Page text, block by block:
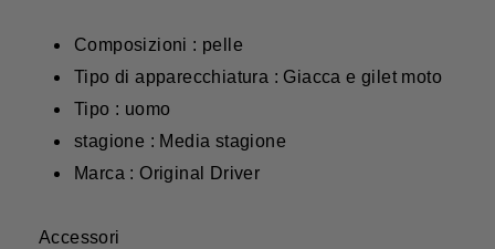
Composizioni : pelle
Tipo di apparecchiatura : Giacca e gilet moto
Tipo : uomo
stagione : Media stagione
Marca : Original Driver
Accessori